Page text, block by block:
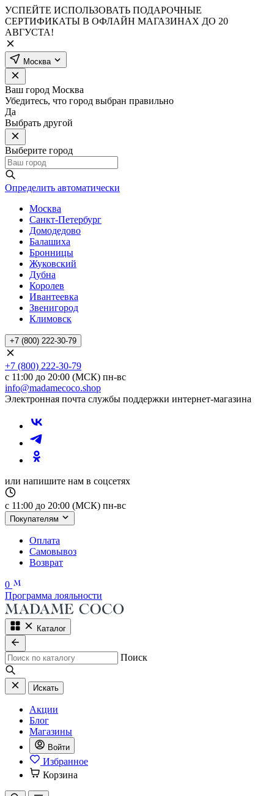
УСПЕЙТЕ ИСПОЛЬЗОВАТЬ ПОДАРОЧНЫЕ
СЕРТИФИКАТЫ В ОФЛАЙН МАГАЗИНАХ ДО 20
АВГУСТА!
Москва
Ваш город Москва
Убедитесь, что город выбран правильно
Да
Выбрать другой
Выберите город
Определить автоматически
Москва
Санкт-Петербург
Домодедово
Балашиха
Бронницы
Жуковский
Дубна
Королев
Ивантеевка
Звенигород
Климовск
+7 (800) 222-30-79
+7 (800) 222-30-79
с 11:00 до 20:00 (МСК) пн-вс
info@madamecoco.shop
Электронная почта службы поддержки интернет-магазина
или напишите нам в соцсетях
с 11:00 до 20:00 (МСК) пн-вс
Покупателям
Оплата
Самовывоз
Возврат
0
Программа лояльности
Каталог
Поиск
Искать
Акции
Блог
Магазины
Войти
Избранное
Корзина